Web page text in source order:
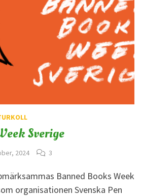
Sverige
2024 3
Banned Books Week
organisationen Svenska Pen